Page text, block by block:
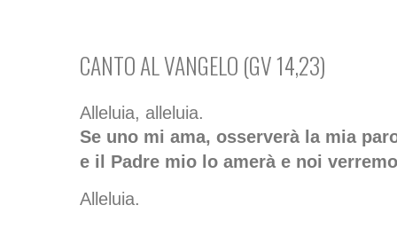
CANTO AL VANGELO (GV 14,23)
Alleluia, alleluia.
Se uno mi ama, osserverà la mia
e il Padre mio lo amerà e noi
Alleluia.